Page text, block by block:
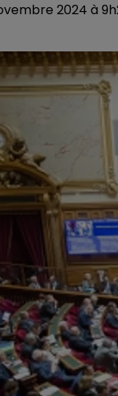
2024 à